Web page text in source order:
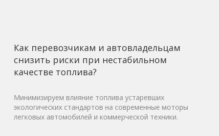
Как перевозчикам и автовладельцам
снизить риски при нестабильном
качестве топлива?
Минимизируем влияние топлива устаревших
экологических стандартов на современные моторы
легковых автомобилей и коммерческой техники.